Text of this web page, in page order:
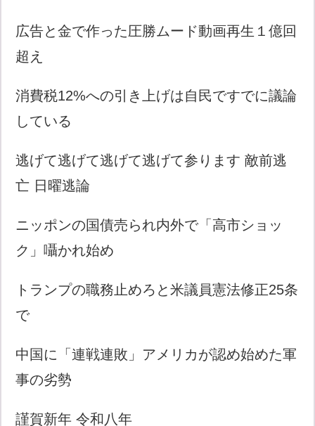
広告と金で作った圧勝ムード動画再生１億回
超え
消費税12%への引き上げは自民ですでに議論
している
逃げて逃げて逃げて逃げて参ります 敵前逃
亡 日曜逃論
ニッポンの国債売られ内外で「高市ショッ
ク」囁かれ始め
トランプの職務止めろと米議員憲法修正25条
で
中国に「連戦連敗」アメリカが認め始めた軍
事の劣勢
謹賀新年 令和八年